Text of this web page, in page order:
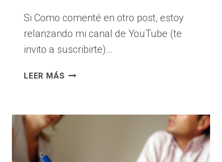
Si Como comenté en otro post, estoy
relanzando mi canal de YouTube (te
invito a suscribirte)…
LEER MÁS VIDEO